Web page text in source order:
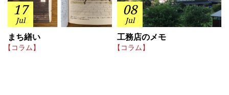
17
Jul
まち繕い
【コラム】
08
Jul
工務店のメモ
【コラム】